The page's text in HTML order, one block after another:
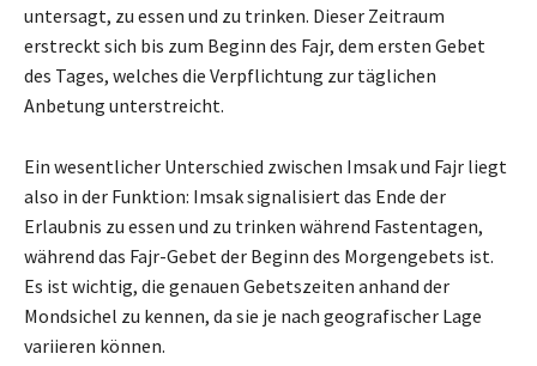
untersagt, zu essen und zu trinken. Dieser Zeitraum
erstreckt sich bis zum Beginn des Fajr, dem ersten Gebet
des Tages, welches die Verpflichtung zur täglichen
Anbetung unterstreicht.
Ein wesentlicher Unterschied zwischen Imsak und Fajr liegt
also in der Funktion: Imsak signalisiert das Ende der
Erlaubnis zu essen und zu trinken während Fastentagen,
während das Fajr-Gebet der Beginn des Morgengebets ist.
Es ist wichtig, die genauen Gebetszeiten anhand der
Mondsichel zu kennen, da sie je nach geografischer Lage
variieren können.